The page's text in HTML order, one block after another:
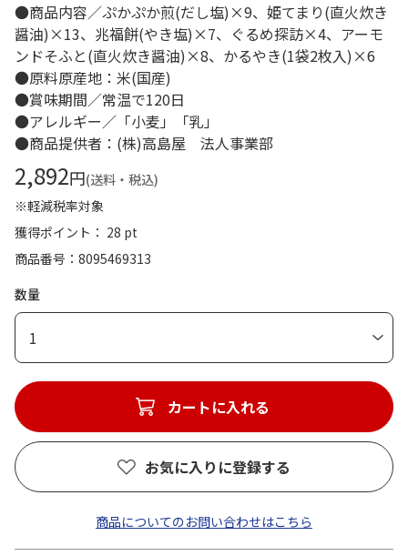
●商品内容／ぷかぷか煎(だし塩)×9、姫てまり(直火炊き
醤油)×13、兆福餅(やき塩)×7、ぐるめ探訪×4、アーモ
ンドそふと(直火炊き醤油)×8、かるやき(1袋2枚入)×6
●原料原産地：米(国産)
●賞味期間／常温で120日
●アレルギー／「小麦」「乳」
●商品提供者：(株)高島屋 法人事業部
2,892円(送料・税込)
※軽減税率対象
獲得ポイント： 28 pt
商品番号
8095469313
数量
1
カートに入れる
お気に入りに登録する
商品についてのお問い合わせはこちら